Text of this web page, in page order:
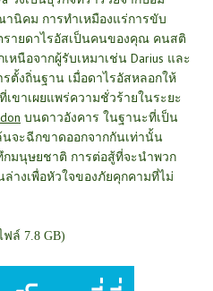
นิคม การทำเหมืองแร่การขับ
รายดาไรอัสเป็นคนของคุณ คนสติ
นือจากผู้รับเหมาเช่น Darius และ
รตั้งถิ่นฐาน เมื่อดาไรอัสหลอกให้
ขาเผยแพร่ความชั่วร้ายในระยะ
บนดาวอังคาร ในฐานะที่เป็น
จะฉีกขาดออกจากกันเท่านั้น
กมนุษยชาติ การต่อสู้ที่จะนำพวก
างเพื่อหัวใจของภัยคุกคามที่ไม่
ล์ 7.8 GB)